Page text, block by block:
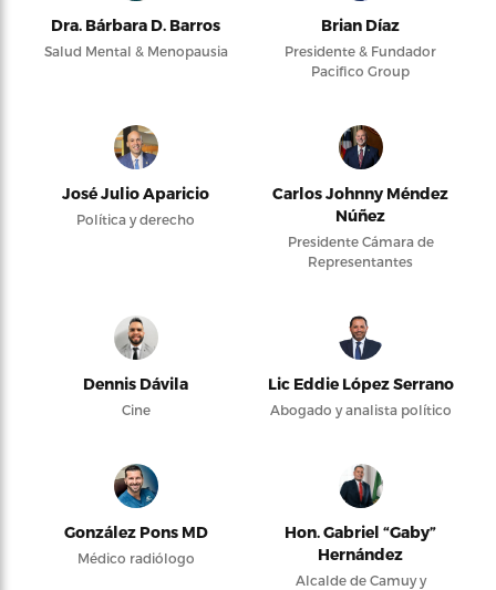
Dra. Bárbara D. Barros
Salud Mental & Menopausia
Brian Díaz
Presidente & Fundador
Pacifico Group
José Julio Aparicio
Política y derecho
Carlos Johnny Méndez
Núñez
Presidente Cámara de
Representantes
Dennis Dávila
Cine
Lic Eddie López Serrano
Abogado y analista político
González Pons MD
Médico radiólogo
Hon. Gabriel “Gaby”
Hernández
Alcalde de Camuy y